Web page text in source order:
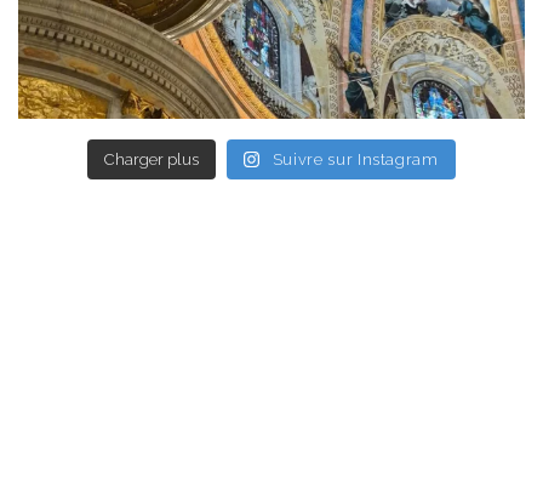
Charger plus Suivre sur Instagram